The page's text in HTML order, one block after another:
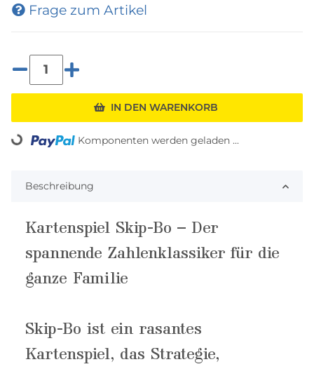
Frage zum Artikel
IN DEN WARENKORB
Loading... Komponenten werden geladen ...
Beschreibung
Kartenspiel Skip-Bo – Der
spannende Zahlenklassiker für die
ganze Familie
Skip-Bo ist ein rasantes
Kartenspiel, das Strategie,